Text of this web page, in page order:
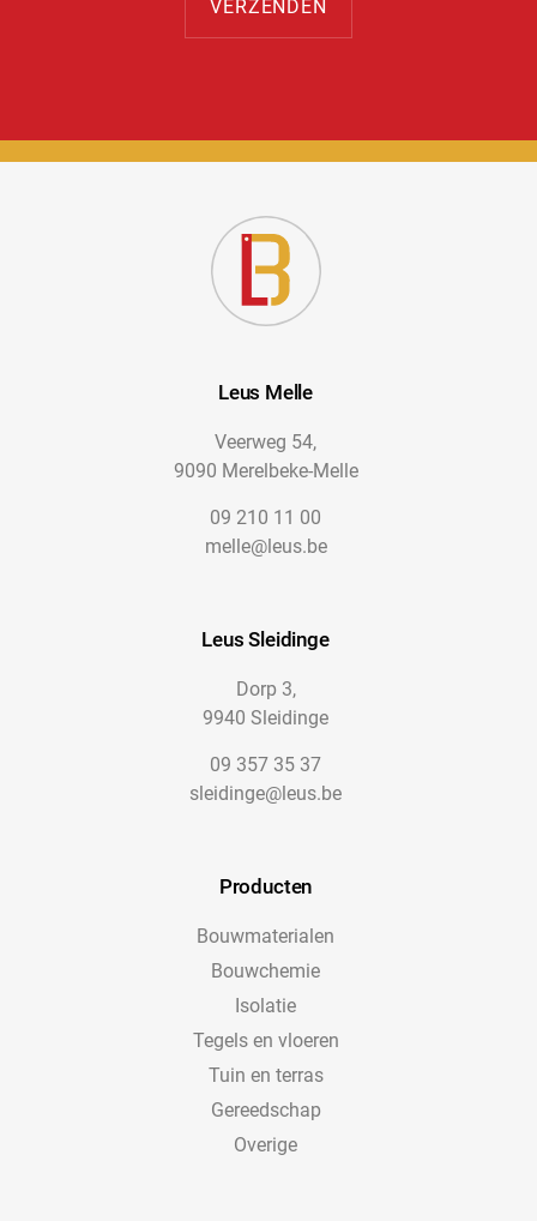
Leus Melle
Veerweg 54,
9090 Merelbeke-Melle
09 210 11 00
melle@leus.be
Leus Sleidinge
Dorp 3,
9940 Sleidinge
09 357 35 37
sleidinge@leus.be
Producten
Bouwmaterialen
Bouwchemie
Isolatie
Tegels en vloeren
Tuin en terras
Gereedschap
Overige